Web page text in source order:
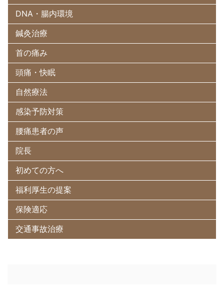
DNA・腸内環境
鍼灸治療
首の痛み
頭痛・快眠
自然療法
感染予防対策
腰痛患者の声
院長
初めての方へ
福利厚生の提案
保険適応
交通事故治療